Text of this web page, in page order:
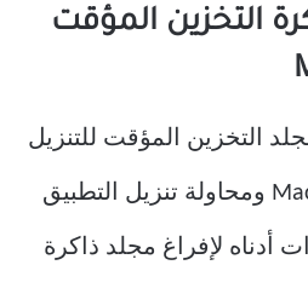
التخزين المؤقت
التخزين المؤقت للتنزيل
المؤقت لـ Mac App Store ومحاولة تنزيل التطبيق
أدناه لإفراغ مجلد ذاكرة